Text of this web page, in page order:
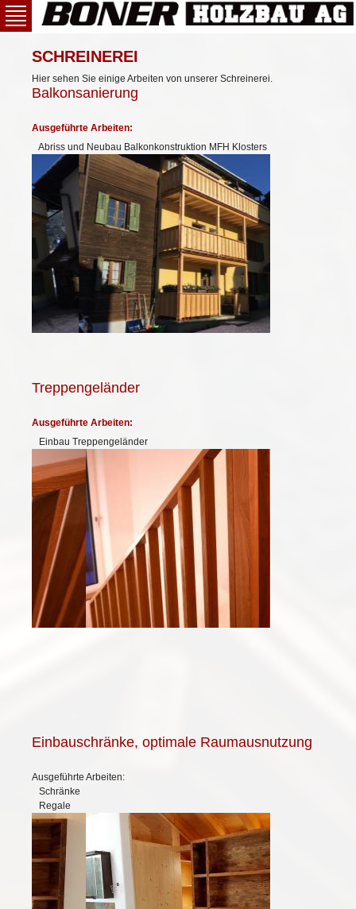
Direkt
zum
MAIN
NAVIGATION
Home
Aktuell
Portrait
Firmenportrait
Geschichte
Dienstjubiläum
Leistungen
Referenzen
Schreinerei
Malerei
offene
Stellen
News
Links
Kontakt
Vermietung
SCHREINEREI
Hier sehen Sie einige Arbeiten von unserer Schreinerei.
Balkonsanierung
Ausgeführte Arbeiten:
Abriss und Neubau Balkonkonstruktion MFH Klosters
Treppengeländer
Ausgeführte Arbeiten:
Einbau Treppengeländer
Einbauschränke, optimale Raumausnutzung
Ausgeführte Arbeiten:
Schränke
Regale